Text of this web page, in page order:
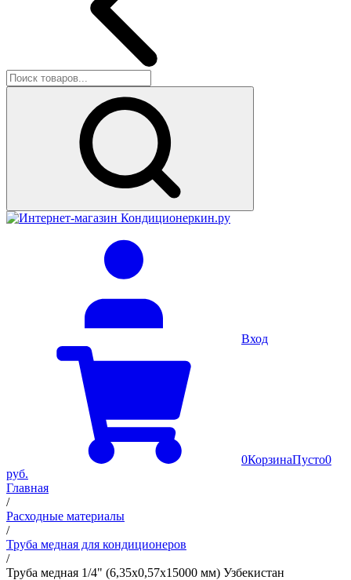
Вход
0КорзинаПусто0
руб.
Главная
/
Расходные материалы
/
Труба медная для кондиционеров
/
Труба медная 1/4" (6,35х0,57х15000 мм) Узбекистан